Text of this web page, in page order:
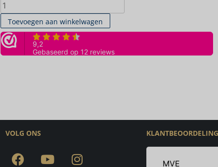
Toevoegen aan winkelwagen
VOLG ONS